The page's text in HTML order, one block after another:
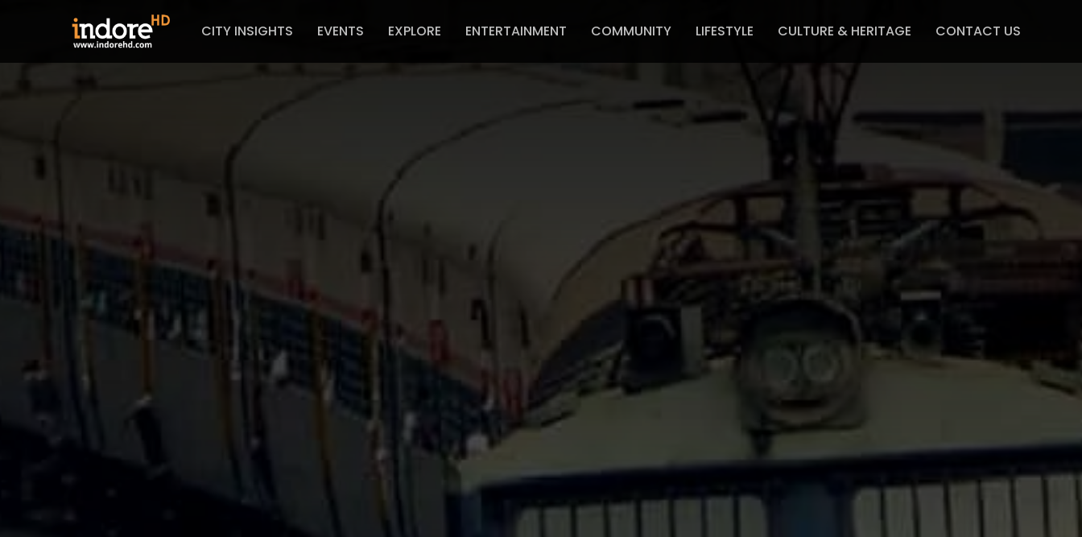
CITY INSIGHTS EVENTS EXPLORE ENTERTAINMENT COMMUNITY LIFESTYLE CULTURE & HERITAGE CONTACT US